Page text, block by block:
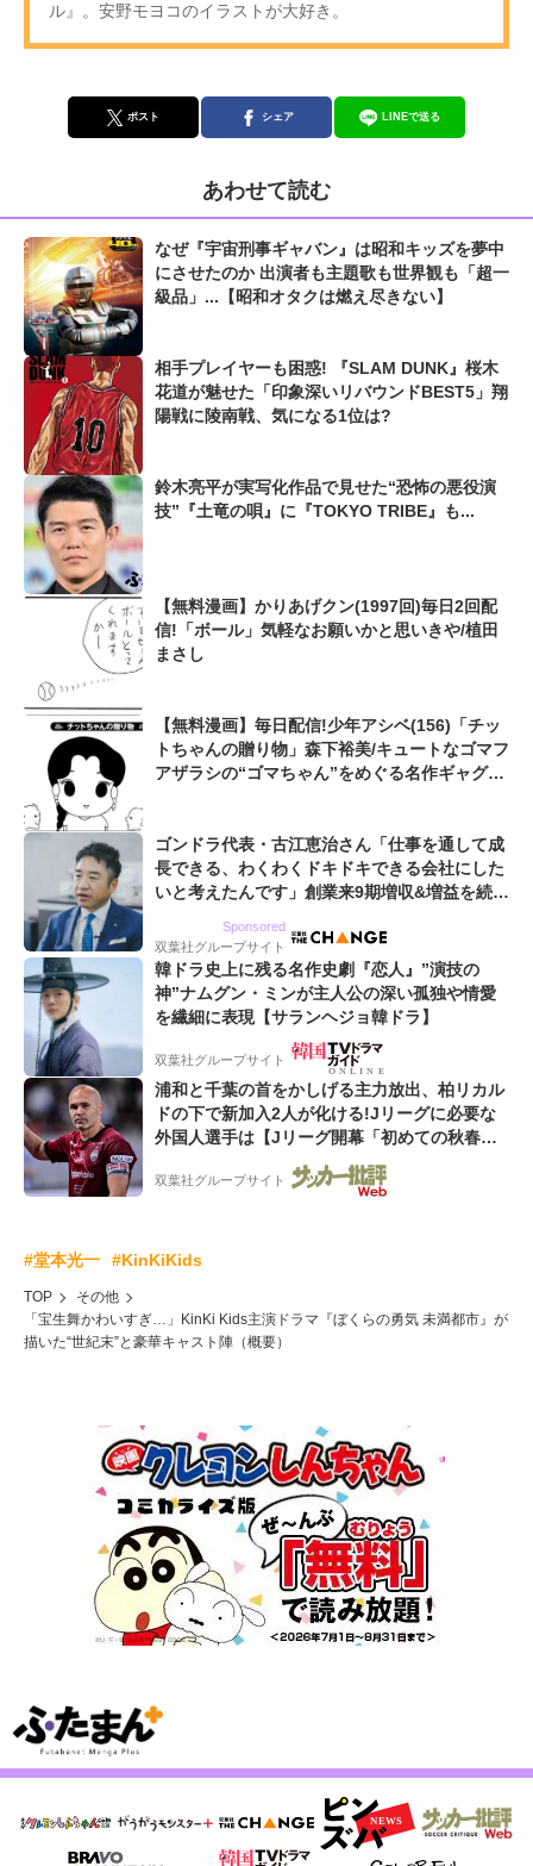
ル』。安野モヨコのイラストが大好き。
ポスト シェア LINEで送る
あわせて読む
なぜ『宇宙刑事ギャバン』は昭和キッズを夢中
にさせたのか 出演者も主題歌も世界観も「超一
級品」...【昭和オタクは燃え尽きない】
相手プレイヤーも困惑! 『SLAM DUNK』桜木
花道が魅せた「印象深いリバウンドBEST5」翔
陽戦に陵南戦、気になる1位は?
鈴木亮平が実写化作品で見せた“恐怖の悪役演
技”『土竜の唄』に『TOKYO TRIBE』も...
【無料漫画】かりあげクン(1997回)毎日2回配
信!「ボール」気軽なお願いかと思いきや/植田
まさし
【無料漫画】毎日配信!少年アシベ(156)「チッ
トちゃんの贈り物」森下裕美/キュートなゴマフ
アザラシの“ゴマちゃん”をめぐる名作ギャグ4
ゴンドラ代表・古江恵治さん「仕事を通して成
長できる、わくわくドキドキできる会社にした
いと考えたんです」創業来9期増収&増益を続け
Sponsored
双葉社グループサイト
韓ドラ史上に残る名作史劇『恋人』”演技の
神”ナムグン・ミンが主人公の深い孤独や情愛
を繊細に表現【サランヘジョ韓ドラ】
双葉社グループサイト
浦和と千葉の首をかしげる主力放出、柏リカル
ドの下で新加入2人が化ける!Jリーグに必要な
外国人選手は【Jリーグ開幕「初めての秋春
双葉社グループサイト
#堂本光一 #KinKiKids
TOP
その他
「宝生舞かわいすぎ…」KinKi Kids主演ドラマ『ぼくらの勇気 未満都市』が
描いた“世紀末”と豪華キャスト陣（概要）